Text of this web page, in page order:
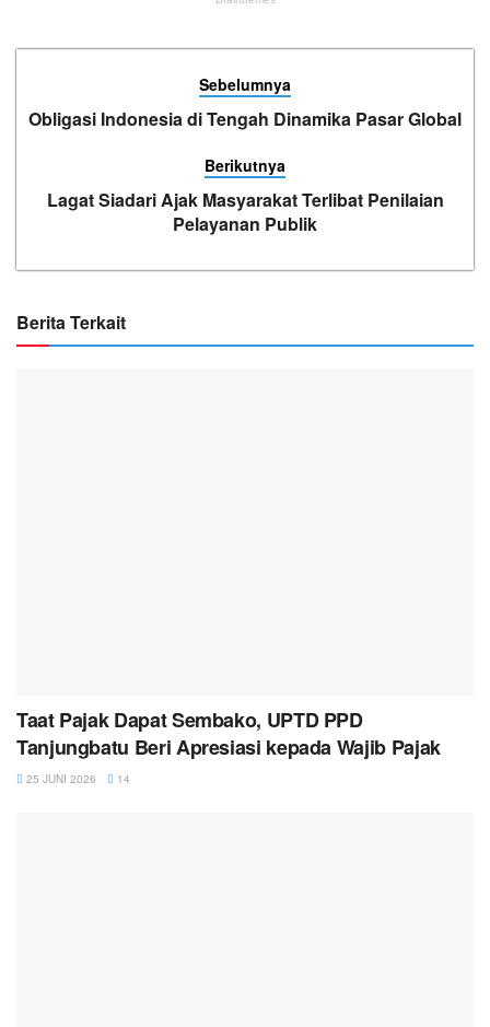
Sebelumnya
Obligasi Indonesia di Tengah Dinamika Pasar Global
Berikutnya
Lagat Siadari Ajak Masyarakat Terlibat Penilaian
Pelayanan Publik
Berita Terkait
Taat Pajak Dapat Sembako, UPTD PPD
Tanjungbatu Beri Apresiasi kepada Wajib Pajak
25 JUNI 2026 14